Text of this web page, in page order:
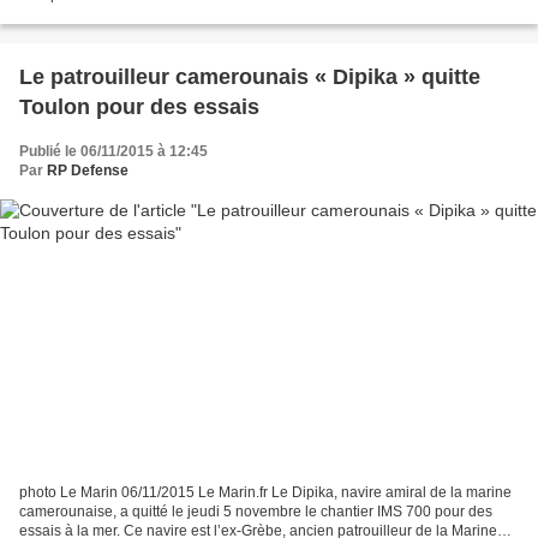
Le patrouilleur camerounais « Dipika » quitte
Toulon pour des essais
Publié le 06/11/2015 à 12:45
Par RP Defense
photo Le Marin 06/11/2015 Le Marin.fr Le Dipika, navire amiral de la marine
camerounaise, a quitté le jeudi 5 novembre le chantier IMS 700 pour des
essais à la mer. Ce navire est l’ex-Grèbe, ancien patrouilleur de la Marine